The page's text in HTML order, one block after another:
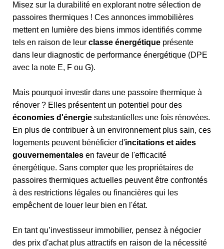
Misez sur la durabilité en explorant notre sélection de
passoires thermiques ! Ces annonces immobilières
mettent en lumière des biens immos identifiés comme
tels en raison de leur classe énergétique présente
dans leur diagnostic de performance énergétique (DPE
avec la note E, F ou G).
Mais pourquoi investir dans une passoire thermique à
rénover ? Elles présentent un potentiel pour des
économies d'énergie substantielles une fois rénovées.
En plus de contribuer à un environnement plus sain, ces
logements peuvent bénéficier d'incitations et aides
gouvernementales en faveur de l'efficacité
énergétique. Sans compter que les propriétaires de
passoires thermiques actuelles peuvent être confrontés
à des restrictions légales ou financières qui les
empêchent de louer leur bien en l'état.
En tant qu’investisseur immobilier, pensez à négocier
des prix d'achat plus attractifs en raison de la nécessité